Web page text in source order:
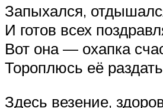
Запыхался,
И готов всех
Вот она — охапка
Тороплюсь её
Здесь везение,